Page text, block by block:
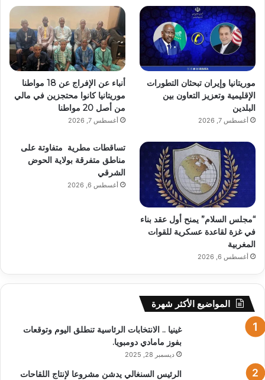
موريتانيا وإيران تبحثان التطورات
الإقليمية وتعزيز التعاون بين
البلدين
أغسطس 7, 2026
أنباء عن الإفراج عن 18 مواطنا
موريتانيا كانوا محتجزين في مالي
من أصل 20 مواطنا
أغسطس 7, 2026
“مجلس السلام” يمنح أول عقد بناء
في غزة لقاعدة عسكرية للقوات
المغربية
أغسطس 6, 2026
تساقطات مطرية متفاوتة على
مناطق متفرقة بولاية الحوض
الشرقي
أغسطس 6, 2026
المواضيع الأكثر شهرة
غينيا .. الانتخابات الرئاسية تنطلق اليوم وتوقعات
بفوز مامادي دومبويا.
ديسمبر 28, 2025
الرئيس السنغالي يدشن مشروعا لإنتاج اللقاحات